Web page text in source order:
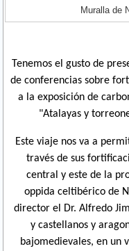
Muralla de
Tenemos el gusto de
de conferencias sobre
a la exposición de
"Atalayas y
Este viaje nos va a
través de sus
central y este de la
oppida celtibérico de
director el Dr. Alfredo
y castellanos y
bajomedievales, en un